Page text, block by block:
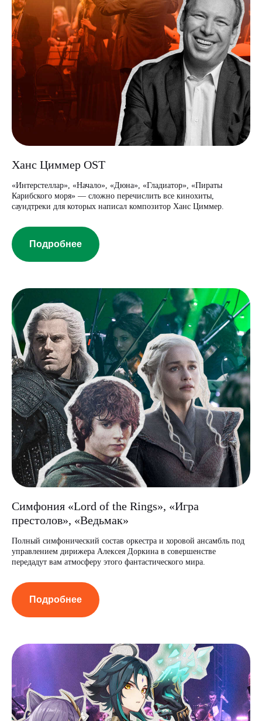
Ханс Циммер OST
«Интерстеллар», «Начало», «Дюна», «Гладиатор», «Пираты
Карибского моря» — сложно перечислить все кинохиты,
саундтреки для которых написал композитор Ханс Циммер.
Подробнее
Симфония «Lord of the Rings», «Игра
престолов», «Ведьмак»
Полный симфонический состав оркестра и хоровой ансамбль под
управлением дирижера Алексея Доркина в совершенстве
передадут вам атмосферу этого фантастического мира.
Подробнее